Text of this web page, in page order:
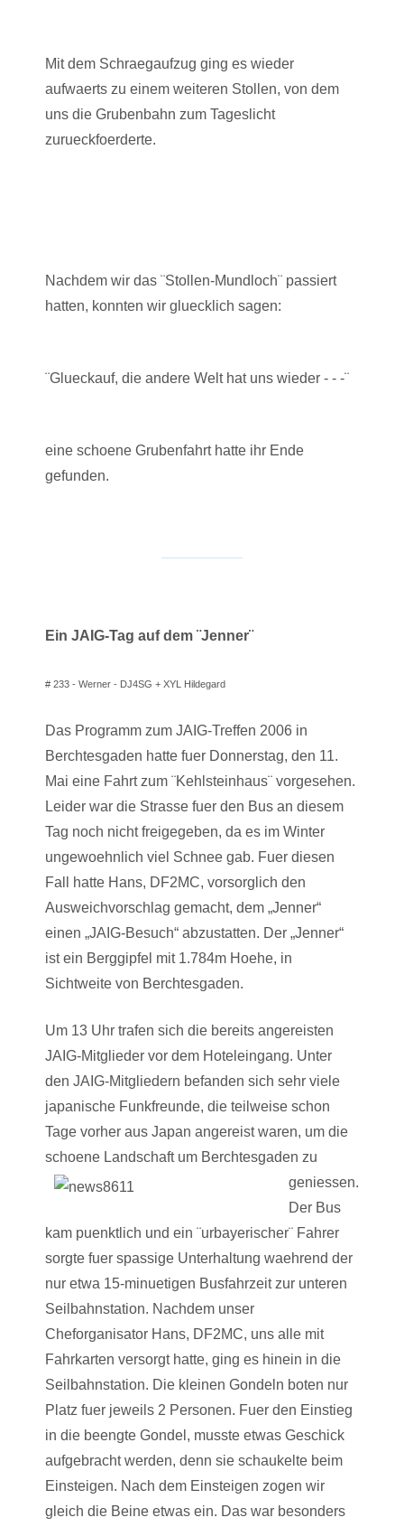
Mit dem Schraegaufzug ging es wieder
aufwaerts zu einem weiteren Stollen, von dem
uns die Grubenbahn zum Tageslicht
zurueckfoerderte.
Nachdem wir das ¨Stollen-Mundloch¨ passiert
hatten, konnten wir gluecklich sagen:
¨Glueckauf, die andere Welt hat uns wieder - - -¨
eine schoene Grubenfahrt hatte ihr Ende
gefunden.
Ein JAIG-Tag auf dem ¨Jenner¨
# 233 - Werner - DJ4SG + XYL Hildegard
Das Programm zum JAIG-Treffen 2006 in
Berchtesgaden hatte fuer Donnerstag, den 11.
Mai eine Fahrt zum ¨Kehlsteinhaus¨ vorgesehen.
Leider war die Strasse fuer den Bus an diesem
Tag noch nicht freigegeben, da es im Winter
ungewoehnlich viel Schnee gab. Fuer diesen
Fall hatte Hans, DF2MC, vorsorglich den
Ausweichvorschlag gemacht, dem „Jenner“
einen „JAIG-Besuch“ abzustatten. Der „Jenner“
ist ein Berggipfel mit 1.784m Hoehe, in
Sichtweite von Berchtesgaden.
Um 13 Uhr trafen sich die bereits angereisten
JAIG-Mitglieder vor dem Hoteleingang. Unter
den JAIG-Mitgliedern befanden sich sehr viele
japanische Funkfreunde, die teilweise schon
Tage vorher aus Japan angereist waren, um die
schoene Landschaft um Berchtesgaden zu
geniessen.
Der Bus
kam puenktlich und ein ¨urbayerischer¨ Fahrer
sorgte fuer spassige Unterhaltung waehrend der
nur etwa 15-minuetigen Busfahrzeit zur unteren
Seilbahnstation. Nachdem unser
Cheforganisator Hans, DF2MC, uns alle mit
Fahrkarten versorgt hatte, ging es hinein in die
Seilbahnstation. Die kleinen Gondeln boten nur
Platz fuer jeweils 2 Personen. Fuer den Einstieg
in die beengte Gondel, musste etwas Geschick
aufgebracht werden, denn sie schaukelte beim
Einsteigen. Nach dem Einsteigen zogen wir
gleich die Beine etwas ein. Das war besonders